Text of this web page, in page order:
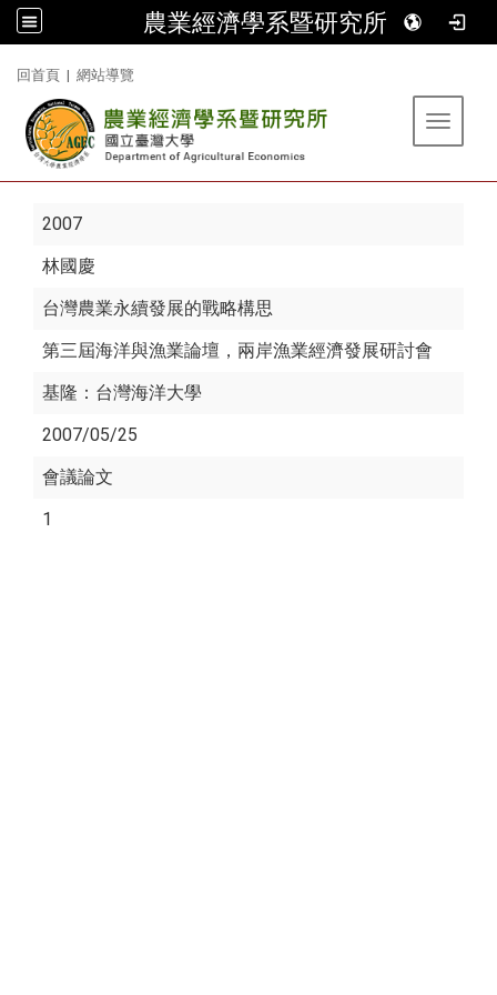
農業經濟學系暨研究所
回首頁 | 網站導覽
Toggle
2007
林國慶
台灣農業永續發展的戰略構思
第三屆海洋與漁業論壇，兩岸漁業經濟發展研討會
基隆：台灣海洋大學
2007/05/25
會議論文
1